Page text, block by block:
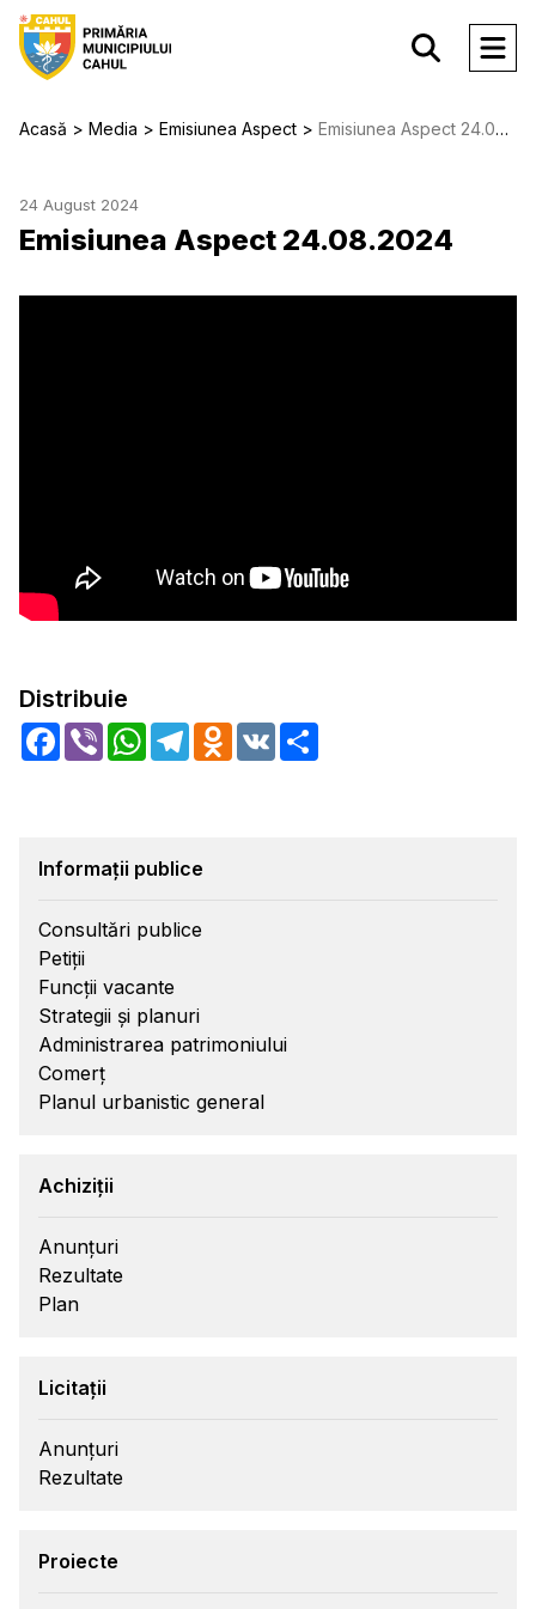
Acasă Media Emisiunea Aspect Emisiunea Aspect 24.08.2024
24 August 2024
Emisiunea Aspect 24.08.2024
Distribuie
Facebook
Viber WhatsApp
TelegramOdnoklassniki
VK
Informații publice
Consultări publice
Petiții
Funcții vacante
Strategii și planuri
Administrarea patrimoniului
Comerț
Planul urbanistic general
Achiziții
Anunțuri
Rezultate
Plan
Licitații
Anunțuri
Rezultate
Proiecte